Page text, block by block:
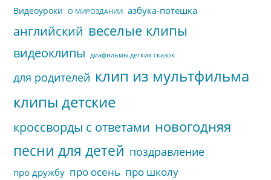
Видеоуроки О МИРОЗДАНИИ азбука-потешка
английский веселые клипы
видеоклипы диафильмы детких сказок
для родителей клип из мультфильма
клипы детские
кроссворды с ответами новогодняя
песни для детей поздравление
про дружбу про осень про школу